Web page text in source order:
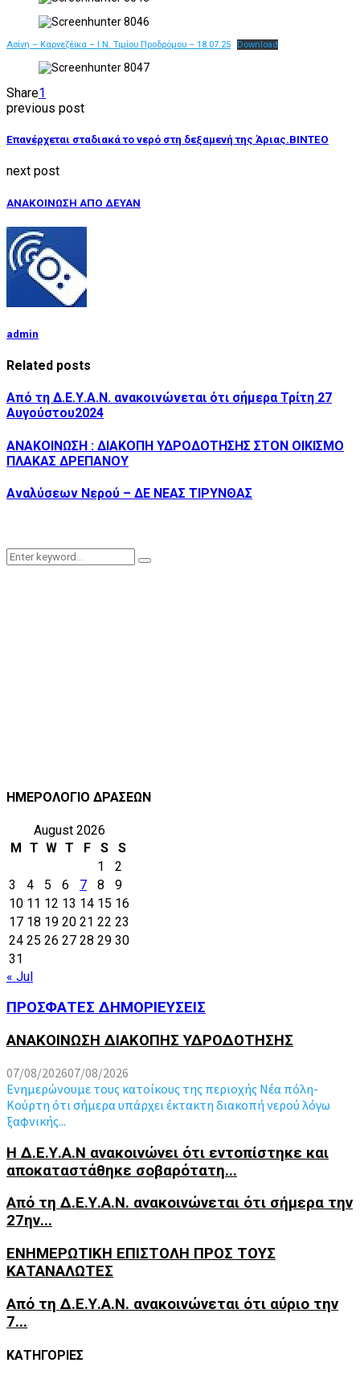
Ασίνη – Καρνεζέϊκα – Ι.Ν. Τιμίου Προδρόμου – 18.07.25 Download
Share1
previous post
Επανέρχεται σταδιακά το νερό στη δεξαμενή της Άριας.ΒΙΝΤΕΟ
next post
ΑΝΑΚΟΙΝΩΣΗ ΑΠΟ ΔΕΥΑΝ
admin
Related posts
Από τη Δ.Ε.Υ.Α.Ν. ανακοινώνεται ότι σήμερα Τρίτη 27
Αυγούστου2024
ΑΝΑΚΟΙΝΩΣΗ : ΔΙΑΚΟΠΗ ΥΔΡΟΔΟΤΗΣΗΣ ΣΤΟΝ ΟΙΚΙΣΜΟ
ΠΛΑΚΑΣ ΔΡΕΠΑΝΟΥ
Αναλύσεων Νερού – ΔΕ ΝΕΑΣ ΤΙΡΥΝΘΑΣ
Search
Search
ΗΜΕΡΟΛΟΓΙΟ ΔΡΑΣΕΩΝ
August 2026
M T W T F S
S
1
2
3
4 5 6 7 8
9
10 11 12 13 14 15 16
17 18 19 20 21 22 23
24 25 26 27 28 29 30
31
« Jul
ΠΡΟΣΦΑΤΕΣ ΔΗΜΟΡΙΕΥΣΕΙΣ
ΑΝΑΚΟΙΝΩΣΗ ΔΙΑΚΟΠΗΣ ΥΔΡΟΔΟΤΗΣΗΣ
07/08/202607/08/2026
Ενημερώνουμε τους κατοίκους της περιοχής Νέα πόλη-
Κούρτη ότι σήμερα υπάρχει έκτακτη διακοπή νερού λόγω
ξαφνικής...
Η Δ.Ε.Υ.Α.Ν ανακοινώνει ότι εντοπίστηκε και
αποκαταστάθηκε σοβαρότατη...
Από τη Δ.Ε.Υ.Α.Ν. ανακοινώνεται ότι σήμερα την
27ην...
ΕΝΗΜΕΡΩΤΙΚΗ ΕΠΙΣΤΟΛΗ ΠΡΟΣ ΤΟΥΣ
ΚΑΤΑΝΑΛΩΤΕΣ
Από τη Δ.Ε.Υ.Α.Ν. ανακοινώνεται ότι αύριο την
7...
ΚΑΤΗΓΟΡΙΕΣ